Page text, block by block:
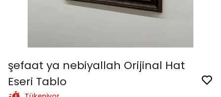
şefaat ya nebiyallah Orijinal Hat
Eseri Tablo